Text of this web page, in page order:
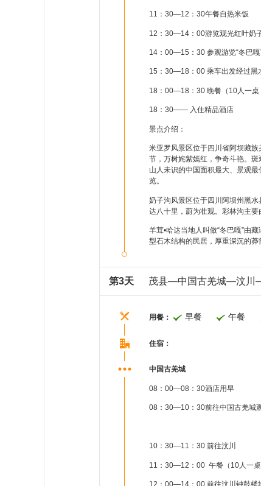
11：30—12：30午餐自热米饭
12：30—14：00游览观光红叶奶
14：00—15：30 参观游览“冬巴嘎
15：30—18：00 乘车出发经过黑
18：00—18：30 晚餐（10人一桌
18：30—— 入住精品酒店
景点介绍：
米亚罗风景区位于四川省阿坝藏
节，万树姹紫嫣红，争奇斗艳。
山人未识的中国面积最大、景观
览。
奶子沟风景区位于四川阿坝州黑
达八十里，蔚为壮观。彩林沟主
羊茸•哈达当地人叫做“冬巴嘎”由
型石木结构的民居，厚重深沉的
第3天 茂县—中国古羌城—汶川
用餐： 早餐 午餐
住宿：
中国古羌城
08：00—08：30酒店用早
08：30—10：30前往中国古羌城
10：30—11：30 前往汶川
11：30—12：00 午餐（10人一桌
12：00—14：00 前往汶川钟鼓楼